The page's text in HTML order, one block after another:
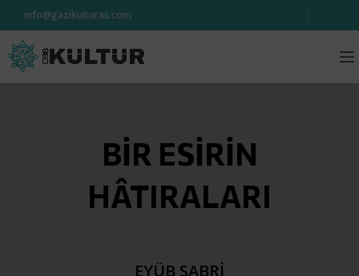
info@gazikulturas.com
BİR ESİRİN
HÂTIRALARI
EYÜB SABRİ